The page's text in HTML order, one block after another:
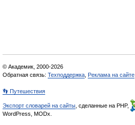
© Академик, 2000-2026
Обратная связь: Техподдержка Реклама на сайте
👣 Путешествия
Экспорт словарей на сайты , сделанные на PHP,
WordPress, MODx.